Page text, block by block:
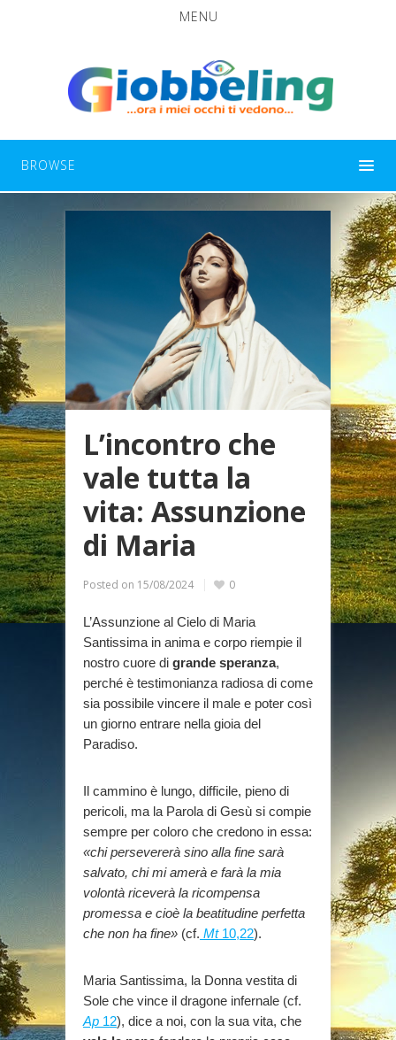
MENU
BROWSE
L’incontro che
vale tutta la
vita: Assunzione
di Maria
Posted on 15/08/2024 0
L’Assunzione al Cielo di Maria
Santissima in anima e corpo riempie il
nostro cuore di grande speranza,
perché è testimonianza radiosa di come
sia possibile vincere il male e poter così
un giorno entrare nella gioia del
Paradiso.
Il cammino è lungo, difficile, pieno di
pericoli, ma la Parola di Gesù si compie
sempre per coloro che credono in essa:
«chi persevererà sino alla fine sarà
salvato, chi mi amerà e farà la mia
volontà riceverà la ricompensa
promessa e cioè la beatitudine perfetta
che non ha fine» (cf. Mt 10,22).
Maria Santissima, la Donna vestita di
Sole che vince il dragone infernale (cf.
Ap 12), dice a noi, con la sua vita, che